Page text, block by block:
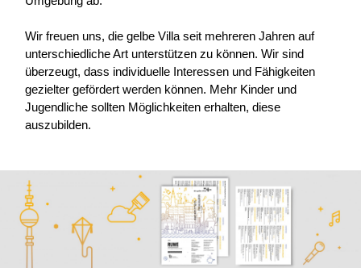
Wir freuen uns, die gelbe Villa seit mehreren Jahren auf
unterschiedliche Art unterstützen zu können. Wir sind
überzeugt, dass individuelle Interessen und Fähigkeiten
gezielter gefördert werden können. Mehr Kinder und
Jugendliche sollten Möglichkeiten erhalten, diese
auszubilden.